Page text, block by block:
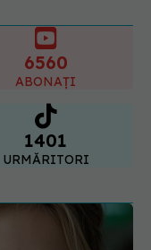
ABONAȚI
1401
URMĂRITORI